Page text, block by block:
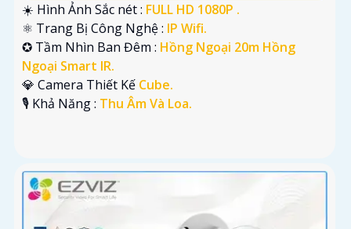
☀️ Hình Ảnh Sắc nét : FULL HD 1080P .
⚛️ Trang Bị Công Nghệ : IP Wifi.
✪ Tầm Nhìn Ban Đêm : Hồng Ngoại 20m Hồng
Ngoại Smart IR.
💎 Camera Thiết Kế Cube.
️🎙 Khả Năng : Thu Âm Và Loa.